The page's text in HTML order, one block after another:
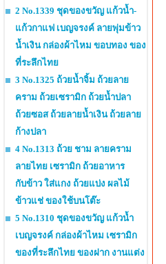
2 No.1339 ชุดของขวัญ แก้วน้ำ-
แก้วกาแฟ เบญจรงค์ ลายพุ่มข้าว
น้ำเงิน กล่องผ้าไหม ขอบทอง ของ
ที่ระลึกไทย
3 No.1325 ถ้วยน้ำจิ้ม ถ้วยลาย
คราม ถ้วยเซรามิก ถ้วยน้ำปลา
ถ้วยซอส ถ้วยลายน้ำเงิน ถ้วยลาย
ก้างปลา
4 No.1313 ถ้วย ชาม ลายคราม
ลายไทย เซรามิก ถ้วยอาหาร
กับข้าว ใส่แกง ถ้วยแบ่ง ผลไม้
ข้าวแช่ ของใช้บนโต๊ะ
5 No.1310 ชุดของขวัญ แก้วน้ำ
เบญจรงค์ กล่องผ้าไหม เซรามิก
ของที่ระลึกไทย ของฝาก งานแต่ง